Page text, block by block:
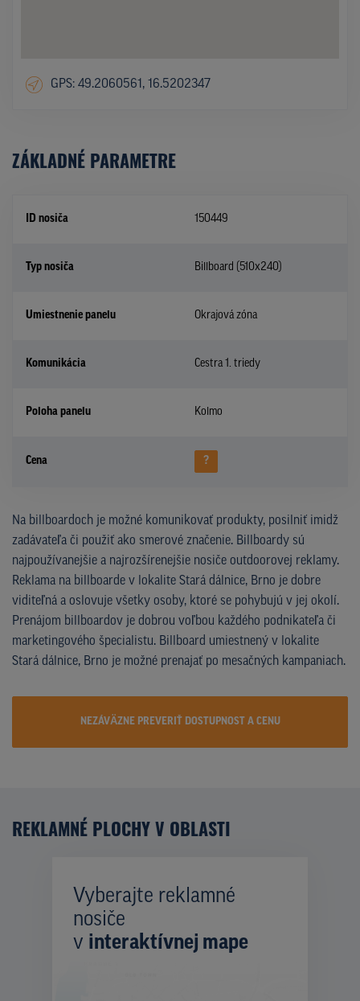
GPS: 49.2060561, 16.5202347
ZÁKLADNÉ PARAMETRE
ID nosiča 150449
Typ nosiča Billboard (510x240)
Umiestnenie panelu Okrajová zóna
Komunikácia Cestra 1. triedy
Poloha panelu Kolmo
Cena ?
Na billboardoch je možné komunikovať produkty, posilniť imidž
zadávateľa či použiť ako smerové značenie. Billboardy sú
najpoužívanejšie a najrozšírenejšie nosiče outdoorovej reklamy.
Reklama na billboarde v lokalite Stará dálnice, Brno je dobre
viditeľná a oslovuje všetky osoby, ktoré se pohybujú v jej okolí.
Prenájom billboardov je dobrou voľbou každého podnikateľa či
marketingového špecialistu. Billboard umiestnený v lokalite
Stará dálnice, Brno je možné prenajať po mesačných kampaniach.
NEZÁVÄZNE PREVERIŤ DOSTUPNOST A CENU
REKLAMNÉ PLOCHY V OBLASTI
Vyberajte reklamné
nosiče
v interaktívnej mape